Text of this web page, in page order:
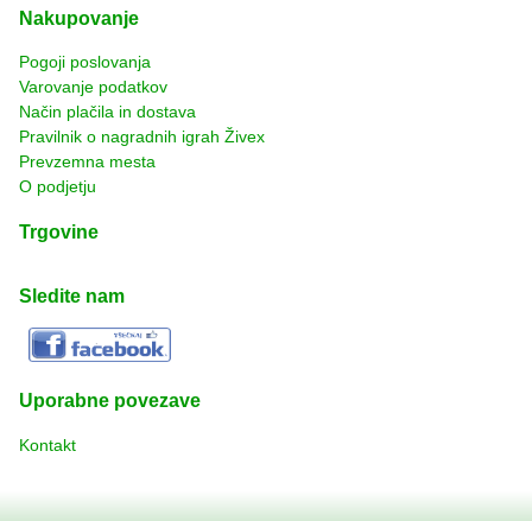
Nakupovanje
Pogoji poslovanja
Varovanje podatkov
Način plačila in dostava
Pravilnik o nagradnih igrah Živex
Prevzemna mesta
O podjetju
Trgovine
Sledite nam
Uporabne povezave
Kontakt